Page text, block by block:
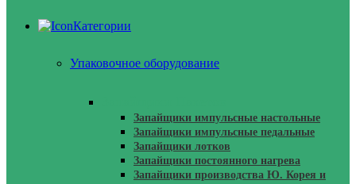
Категории
Упаковочное оборудование
Запайщики импульсные настольные
Запайщики импульсные педальные
Запайщики лотков
Запайщики постоянного нагрева
Запайщики производства Ю. Корея и